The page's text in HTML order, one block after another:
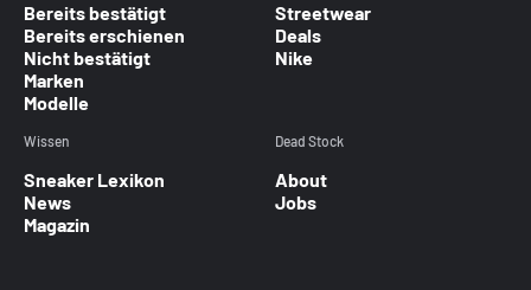
Bereits bestätigt
Bereits erschienen
Nicht bestätigt
Marken
Modelle
Streetwear
Deals
Nike
Wissen
Sneaker Lexikon
News
Magazin
Dead Stock
About
Jobs